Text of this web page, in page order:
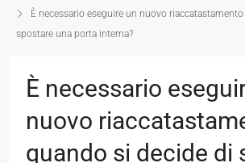
È necessario eseguire un nuovo
spostare una porta interna?
È necessario
nuovo
quando si decide di